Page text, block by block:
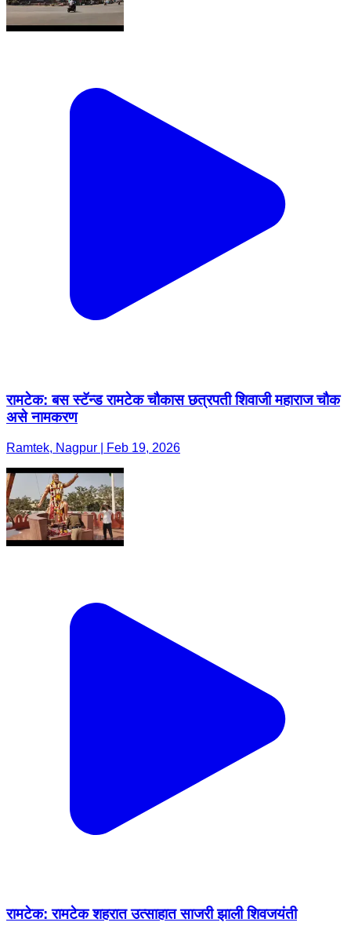
रामटेक: बस स्टॅन्ड रामटेक चौकास छत्रपती शिवाजी महाराज चौक
असे नामकरण
Ramtek, Nagpur | Feb 19, 2026
रामटेक: रामटेक शहरात उत्साहात साजरी झाली शिवजयंती